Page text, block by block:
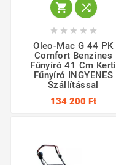
 
    
Oleo-Mac G 44 PK
Comfort Benzines
Fűnyíró 41 Cm Kerti
Fűnyíró INGYENES
Szállítással
134 200 Ft